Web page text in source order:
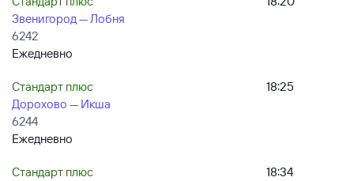
Звенигород — Лобня
6242
Ежедневно
Стандарт плюс
Дорохово — Икша
6244
Ежедневно
18:25
Стандарт плюс
18:34